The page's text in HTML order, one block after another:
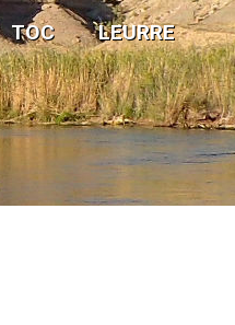
TOC LEURRE